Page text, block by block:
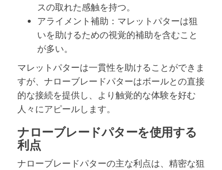
スの取れた感触を持つ。
アライメント補助：マレットパターは狙
いを助けるための視覚的補助を含むこと
が多い。
マレットパターは一貫性を助けることができま
すが、ナローブレードパターはボールとの直接
的な接続を提供し、より触覚的な体験を好む
人々にアピールします。
ナローブレードパターを使用する
利点
ナローブレードパターの主な利点は、精密な狙